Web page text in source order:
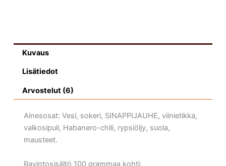
Kuvaus
Lisätiedot
Arvostelut (6)
Ainesosat: Vesi, sokeri, SINAPPIJAUHE, viinietikka,
valkosipuli, Habanero-chili, rypsiöljy, suola,
mausteet.
Ravintosisältö 100 grammaa kohti: